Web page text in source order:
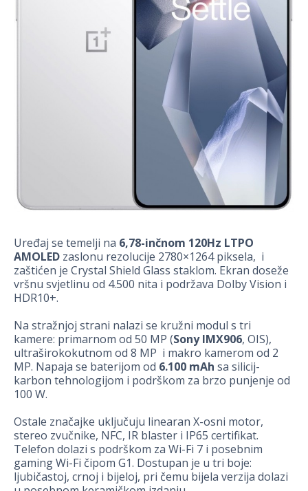
Uređaj se temelji na 6,78-inčnom 120Hz LTPO
AMOLED zaslonu rezolucije 2780×1264 piksela, i
zaštićen je Crystal Shield Glass staklom. Ekran doseže
vršnu svjetlinu od 4.500 nita i podržava Dolby Vision i
HDR10+.
Na stražnjoj strani nalazi se kružni modul s tri
kamere: primarnom od 50 MP (Sony IMX906, OIS),
ultraširokokutnom od 8 MP i makro kamerom od 2
MP. Napaja se baterijom od 6.100 mAh sa silicij-
karbon tehnologijom i podrškom za brzo punjenje od
100 W.
Ostale značajke uključuju linearan X-osni motor,
stereo zvučnike, NFC, IR blaster i IP65 certifikat.
Telefon dolazi s podrškom za Wi-Fi 7 i posebnim
gaming Wi-Fi čipom G1. Dostupan je u tri boje:
ljubičastoj, crnoj i bijeloj, pri čemu bijela verzija dolazi